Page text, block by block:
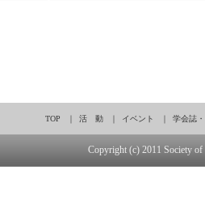
TOP ｜ 活 動 ｜ イベント ｜ 学会誌
Copyright (c) 2011 Society